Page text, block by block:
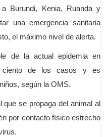
Burundi, Kenia, Ruanda y
una emergencia sanitaria
el máximo nivel de alerta.
de la actual epidemia en
de los casos y es
según la OMS.
que se propaga del animal al
por contacto físico estrecho